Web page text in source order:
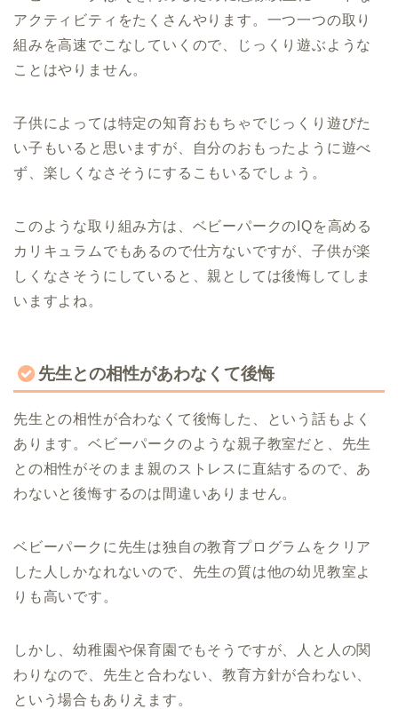
アクティビティをたくさんやります。一つ一つの取り
組みを高速でこなしていくので、じっくり遊ぶような
ことはやりません。
子供によっては特定の知育おもちゃでじっくり遊びた
い子もいると思いますが、自分のおもったように遊べ
ず、楽しくなさそうにするこもいるでしょう。
このような取り組み方は、ベビーパークのIQを高める
カリキュラムでもあるので仕方ないですが、子供が楽
しくなさそうにしていると、親としては後悔してしま
いますよね。
先生との相性があわなくて後悔
先生との相性が合わなくて後悔した、という話もよく
あります。ベビーパークのような親子教室だと、先生
との相性がそのまま親のストレスに直結するので、あ
わないと後悔するのは間違いありません。
ベビーパークに先生は独自の教育プログラムをクリア
した人しかなれないので、先生の質は他の幼児教室よ
りも高いです。
しかし、幼稚園や保育園でもそうですが、人と人の関
わりなので、先生と合わない、教育方針が合わない、
という場合もありえます。